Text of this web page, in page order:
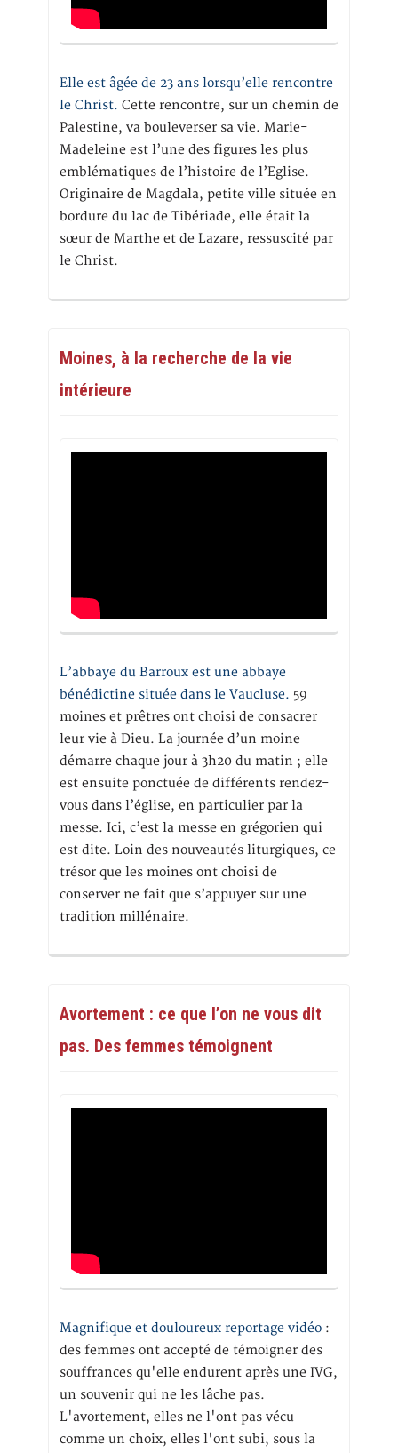
Elle est âgée de 23 ans lorsqu’elle rencontre
le Christ. Cette rencontre, sur un chemin de
Palestine, va bouleverser sa vie. Marie-
Madeleine est l’une des figures les plus
emblématiques de l’histoire de l’Eglise.
Originaire de Magdala, petite ville située en
bordure du lac de Tibériade, elle était la
sœur de Marthe et de Lazare, ressuscité par
le Christ.
Moines, à la recherche de la vie
intérieure
L’abbaye du Barroux est une abbaye
bénédictine située dans le Vaucluse. 59
moines et prêtres ont choisi de consacrer
leur vie à Dieu. La journée d’un moine
démarre chaque jour à 3h20 du matin ; elle
est ensuite ponctuée de différents rendez-
vous dans l’église, en particulier par la
messe. Ici, c’est la messe en grégorien qui
est dite. Loin des nouveautés liturgiques, ce
trésor que les moines ont choisi de
conserver ne fait que s’appuyer sur une
tradition millénaire.
Avortement : ce que l’on ne vous dit
pas. Des femmes témoignent
Magnifique et douloureux reportage vidéo :
des femmes ont accepté de témoigner des
souffrances qu'elle endurent après une IVG,
un souvenir qui ne les lâche pas.
L'avortement, elles ne l'ont pas vécu
comme un choix, elles l'ont subi, sous la